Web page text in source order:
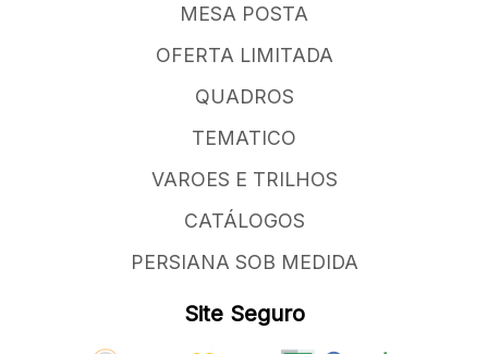
MESA POSTA
OFERTA LIMITADA
QUADROS
TEMATICO
VAROES E TRILHOS
CATÁLOGOS
PERSIANA SOB MEDIDA
Site Seguro